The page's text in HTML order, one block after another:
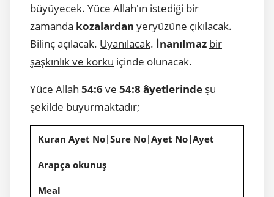
büyüyecek. Yüce Allah'ın istediği bir
zamanda kozalardan yeryüzüne çıkılacak.
Bilinç açılacak. Uyanılacak. İnanılmaz bir
şaşkınlık ve korku içinde olunacak.
Yüce Allah 54:6ve 54:8 âyetlerinde şu
şekilde buyurmaktadır;
Kuran Ayet No|Sure No|Ayet No|Ayet
Arapça okunuş
Meal